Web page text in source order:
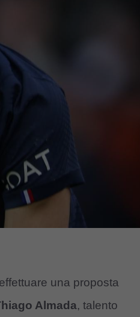
una proposta
Almada, talento